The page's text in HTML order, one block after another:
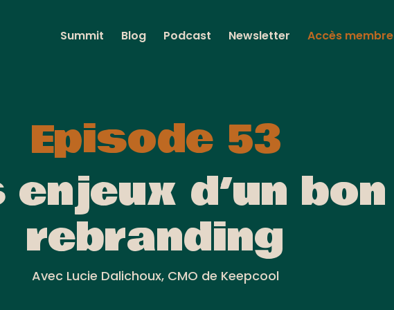
Summit Blog Podcast Newsletter Accès membre
Episode 53
enjeux d’un bon
rebranding
Avec Lucie Dalichoux, CMO de Keepcool